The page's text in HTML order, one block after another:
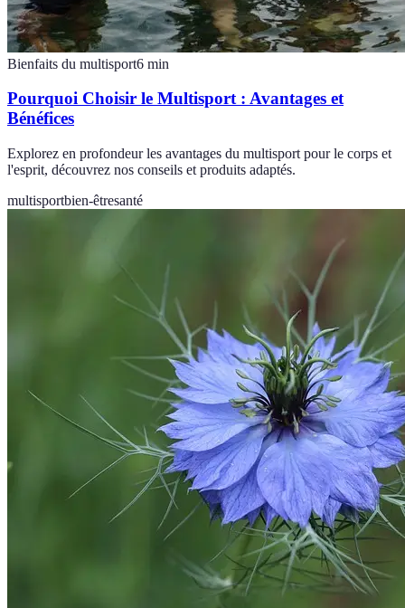
Bienfaits du multisport6 min
Pourquoi Choisir le Multisport : Avantages et
Bénéfices
Explorez en profondeur les avantages du multisport pour le corps et
l'esprit, découvrez nos conseils et produits adaptés.
multisportbien-êtresanté